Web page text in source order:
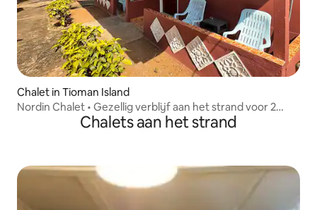
Chalet in Tioman Island
Nordin Chalet • Gezellig verblijf aan het strand voor 2
Chalets aan het strand